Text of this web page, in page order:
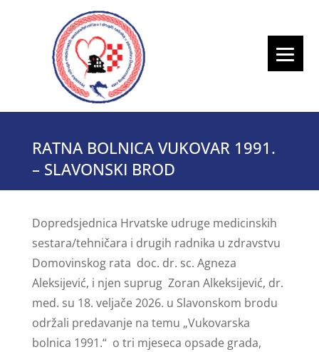
RATNA BOLNICA VUKOVAR 1991.
– SLAVONSKI BROD
Dopredsjednica Hrvatske udruge medicinskih
sestara/tehničara i drugih radnika u zdravstvu
Domovinskog rata doc. dr. sc. Agneza
Aleksijević, i njen suprug Zoran Alkeksijević, dr.
med. su 18. veljače 2026. u Slavonskom brodu
održali predavanje na temu „Vukovarska
bolnica 1991.“ o tri mjeseca opsade grada,